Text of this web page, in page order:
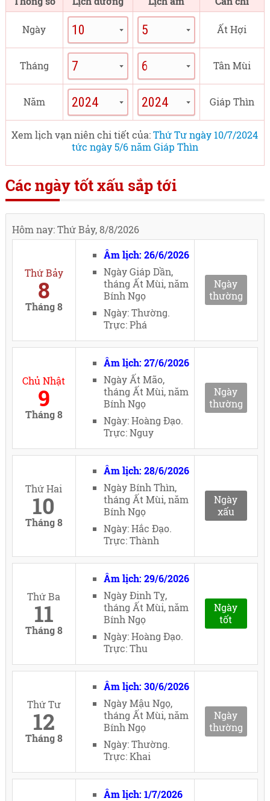
Ngày Ất Hợi
Tháng Tân Mùi
Năm Giáp Thìn
Xem lịch vạn niên chi tiết của:Thứ Tư ngày 10/7/2024
tức ngày 5/6 năm Giáp Thìn
Các ngày tốt xấu sắp tới
Hôm nay: Thứ Bảy, 8/8/2026
Thứ Bảy
8
Tháng 8
Âm lịch: 26/6/2026
Ngày Giáp Dần,
tháng Ất Mùi, năm
Bính Ngọ
Ngày: Thường.
Trực: Phá
Ngày
thường
Chủ Nhật
9
Tháng 8
Âm lịch: 27/6/2026
Ngày Ất Mão,
tháng Ất Mùi, năm
Bính Ngọ
Ngày: Hoàng Đạo.
Trực: Nguy
Ngày
thường
Thứ Hai
10
Tháng 8
Âm lịch: 28/6/2026
Ngày Bính Thìn,
tháng Ất Mùi, năm
Bính Ngọ
Ngày: Hắc Đạo.
Trực: Thành
Ngày
xấu
Thứ Ba
11
Tháng 8
Âm lịch: 29/6/2026
Ngày Đinh Tỵ,
tháng Ất Mùi, năm
Bính Ngọ
Ngày: Hoàng Đạo.
Trực: Thu
Ngày
tốt
Thứ Tư
12
Tháng 8
Âm lịch: 30/6/2026
Ngày Mậu Ngọ,
tháng Ất Mùi, năm
Bính Ngọ
Ngày: Thường.
Trực: Khai
Ngày
thường
Âm lịch: 1/7/2026